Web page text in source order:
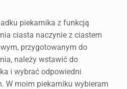
piekarnika z funkcją
ciasta naczynie z ciastem
przygotowanym do
należy wstawić do
i wybrać odpowiedni
W moim piekarniku wybieram